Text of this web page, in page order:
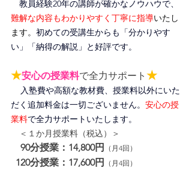
教員経験20年の講師が確かなノウハウで、
難解な内容もわかりやすく丁寧に指導いたし
ます。 初めての受講生からも「分かりやす
い」「納得の解説」と好評です。
★安心の授業料で全力サポート ★
入塾費や高額な教材費、授業料以外にいた
だく追加料金は一切ございません。 安心の授
業料で全力サポートいたします。
＜１か月授業料（税込）＞
90分授業：14,800円 （月4回）
120分授業：17,600円 （月4回）